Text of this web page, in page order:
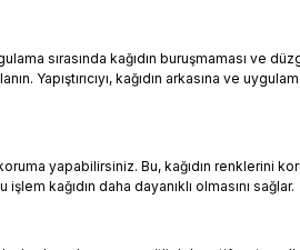
sırasında kağıdın buruşmaması ve
Yapıştırıcıyı, kağıdın arkasına ve
yapabilirsiniz. Bu, kağıdın renklerini
kağıdın daha dayanıklı olmasını sağlar.